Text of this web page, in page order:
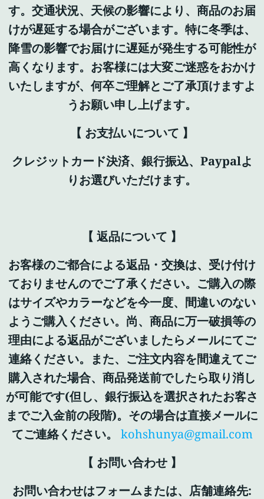
す。交通状況、天候の影響により、商品のお届
けが遅延する場合がございます。特に冬季は、
降雪の影響でお届けに遅延が発生する可能性が
高くなります。お客様には大変ご迷惑をおかけ
いたしますが、何卒ご理解とご了承頂けますよ
うお願い申し上げます。
【 お支払いについて 】
クレジットカード決済、銀行振込、Paypalよ
りお選びいただけます。
【 返品について 】
お客様のご都合による返品・交換は、受け付け
ておりませんのでご了承ください。ご購入の際
はサイズやカラーなどを今一度、間違いのない
ようご購入ください。尚、商品に万一破損等の
理由による返品がございましたらメールにてご
連絡ください。また、ご注文内容を間違えてご
購入された場合、商品発送前でしたら取り消し
が可能です(但し、銀行振込を選択されたお客さ
までご入金前の段階)。その場合は直接メールに
てご連絡ください。
kohshunya@gmail.com
【 お問い合わせ 】
お問い合わせはフォームまたは、店舗連絡先: